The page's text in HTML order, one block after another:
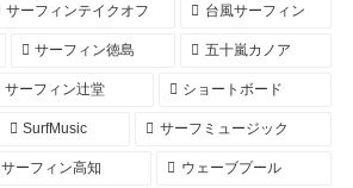
サーフィンテイクオフ 台風サーフィン
サーフィン徳島 五十嵐カノア
サーフィン辻堂 ショートボード
SurfMusic サーフミュージック
サーフィン高知 ウェーブプール